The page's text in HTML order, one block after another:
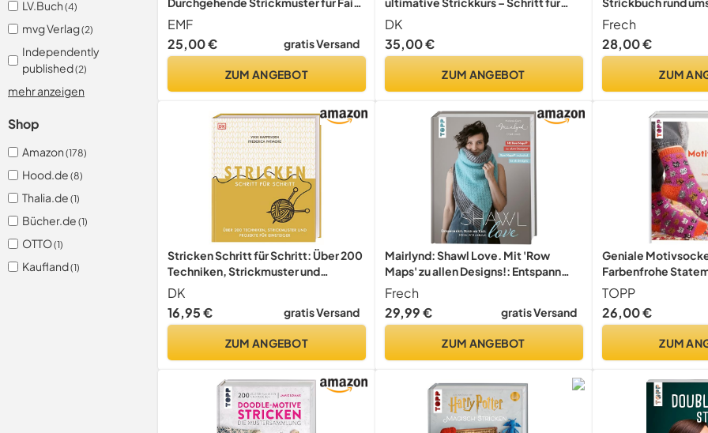
LV.Buch (4)
mvg Verlag(2)
Independently
published(2)
mehr anzeigen
Shop
Amazon (178)
Hood.de (8)
Thalia.de (1)
Bücher.de (1)
OTTO(1)
Kaufland(1)
Isle-Pullover, Cardigans, Ponchos
und Co.
EMF
25,00 €
gratis Versand
ZUM ANGEBOT
Schritt. Techniken, Strickmuster,
Projekte. Mit über 250 Techniken in
ausführlichen Anleitungen
DK
35,00 €
ZUM ANGEBOT
Frech
28,00 €
ZUM
Stricken Schritt für Schritt: Über 200
Techniken, Strickmuster und
Projekte für Einsteiger
DK
16,95 €
gratis Versand
ZUM ANGEBOT
Mairlynd: Shawl Love. Mit 'Row
Maps' zu allen Designs!: Entspann
dich. Strick ein Tuch. Zweisprachige
Ausgabe, Deutsch - Englisch
Frech
29,99 €
gratis Versand
ZUM ANGEBOT
Geniale
Farbenfrohe
Jacquardtechnik
TOPP
26,00 €
ZUM